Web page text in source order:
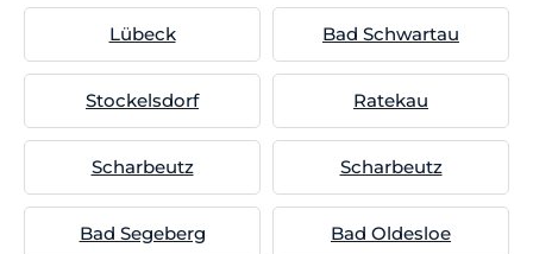
Lübeck Bad Schwartau
Stockelsdorf Ratekau
Scharbeutz Scharbeutz
Bad Segeberg Bad Oldesloe